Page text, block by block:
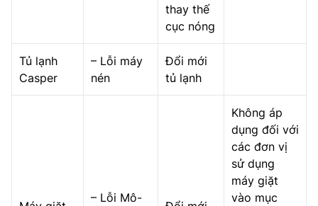
thay thế
cục nóng
Tủ lạnh
Casper
– Lỗi máy
nén
Đổi mới
tủ lạnh
– Lỗi Mô-
Không áp
dụng đối với
các đơn vị
sử dụng
máy giặt
vào mục